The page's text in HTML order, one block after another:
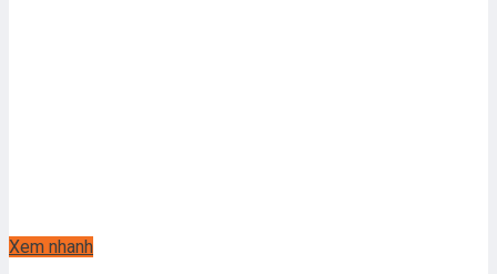
Xem nhanh